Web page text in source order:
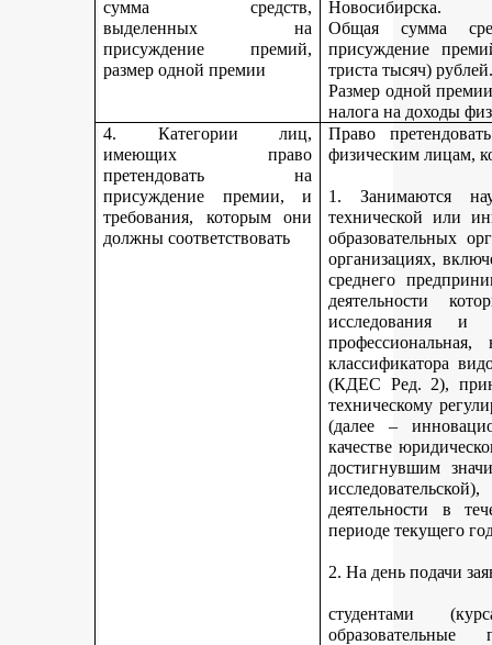
сумма средств,
выделенных на
присуждение премий,
размер одной премии
Новосибирска.
Общая сумма
присуждение
триста тысяч)
Размер одной
налога на доходы
4. Категории лиц,
имеющих право
претендовать на
присуждение премии, и
требования, которым они
должны соответствовать
Право
физическим лицам,
1. Занимаются
технической или
образовательных
организациях,
среднего
деятельности
исследования и
классификатора
(КДЕС Ред. 2),
техническому
(далее –
качестве
достигнувшим
деятельности в
периоде текущего
2. На день подачи
студентами
образовательные